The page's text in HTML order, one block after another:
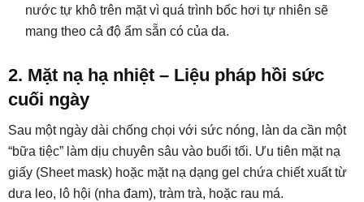
nước tự khô trên mặt vì quá trình bốc hơi tự nhiên sẽ
mang theo cả độ ẩm sẵn có của da.
2. Mặt nạ hạ nhiệt – Liệu pháp hồi sức
cuối ngày
Sau một ngày dài chống chọi với sức nóng, làn da cần một
“bữa tiệc” làm dịu chuyên sâu vào buổi tối. Ưu tiên mặt nạ
giấy (Sheet mask) hoặc mặt nạ dạng gel chứa chiết xuất từ
dưa leo, lô hội (nha đam), tràm trà, hoặc rau má.